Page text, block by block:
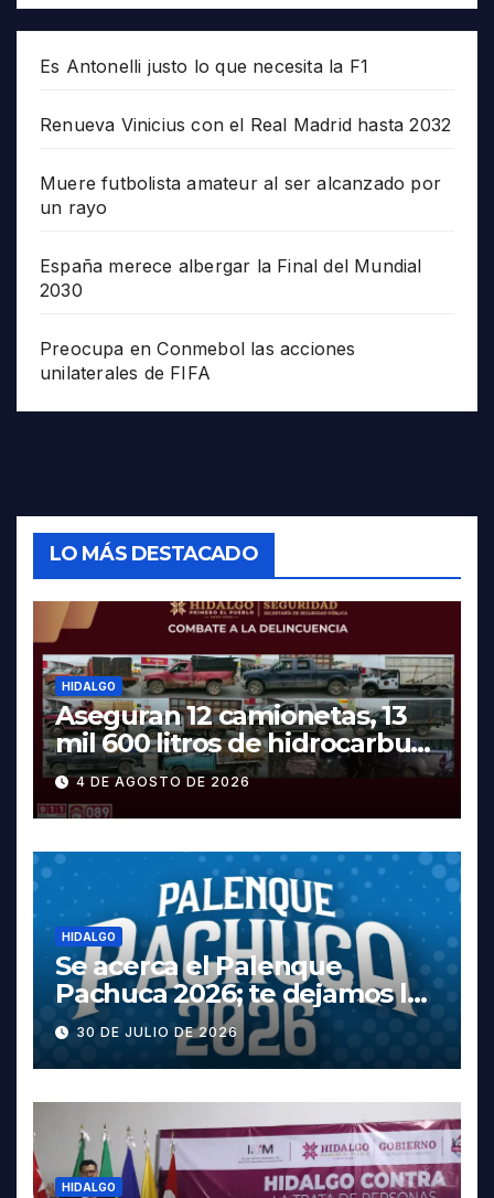
Es Antonelli justo lo que necesita la F1
Renueva Vinicius con el Real Madrid hasta 2032
Muere futbolista amateur al ser alcanzado por
un rayo
España merece albergar la Final del Mundial
2030
Preocupa en Conmebol las acciones
unilaterales de FIFA
LO MÁS DESTACADO
HIDALGO
Aseguran 12 camionetas, 13
mil 600 litros de hidrocarburo
y dos vehículos robados en
Tula
4 DE AGOSTO DE 2026
HIDALGO
Se acerca el Palenque
Pachuca 2026; te dejamos la
cartelera completa, las
fechas y los precios
30 DE JULIO DE 2026
HIDALGO